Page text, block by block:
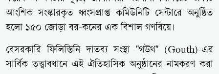
আংশিক সংস্কারকৃত ধ্বংসপ্রাপ্ত কমিউনিটি সেন্টারে অনুষ্ঠিত
হলো ১৫০ জোড়া বর-কনের এক বিশাল গণবিয়ে।
বেসরকারি ফিলিস্তিনি দাতব্য সংস্থা "গউথ" (Gouth)-এর
সার্বিক তত্ত্বাবধানে এই ঐতিহাসিক অনুষ্ঠানের নামকরণ করা